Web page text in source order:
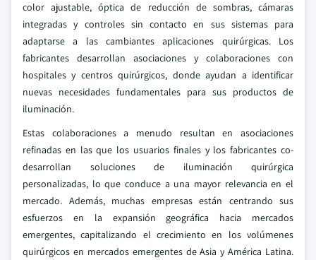
color ajustable, óptica de reducción de sombras, cámaras
integradas y controles sin contacto en sus sistemas para
adaptarse a las cambiantes aplicaciones quirúrgicas. Los
fabricantes desarrollan asociaciones y colaboraciones con
hospitales y centros quirúrgicos, donde ayudan a identificar
nuevas necesidades fundamentales para sus productos de
iluminación.
Estas colaboraciones a menudo resultan en asociaciones
refinadas en las que los usuarios finales y los fabricantes co-
desarrollan soluciones de iluminación quirúrgica
personalizadas, lo que conduce a una mayor relevancia en el
mercado. Además, muchas empresas están centrando sus
esfuerzos en la expansión geográfica hacia mercados
emergentes, capitalizando el crecimiento en los volúmenes
quirúrgicos en mercados emergentes de Asia y América Latina.